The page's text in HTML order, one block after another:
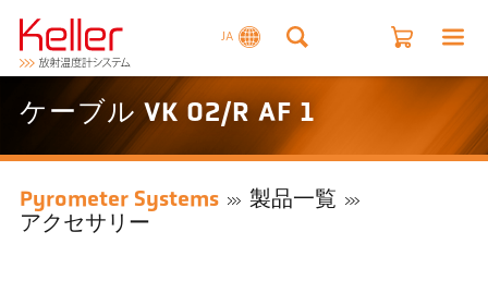
JA
ケーブル VK 02/R AF 1
Pyrometer Systems
製品一覧
アクセサリー